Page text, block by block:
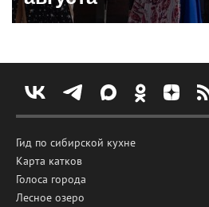
Гид по сибирской кухне
Карта катков
Голоса города
Лесное озеро